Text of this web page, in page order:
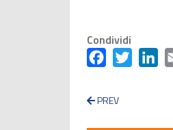
Condividi
FacebookTwitter
PREV